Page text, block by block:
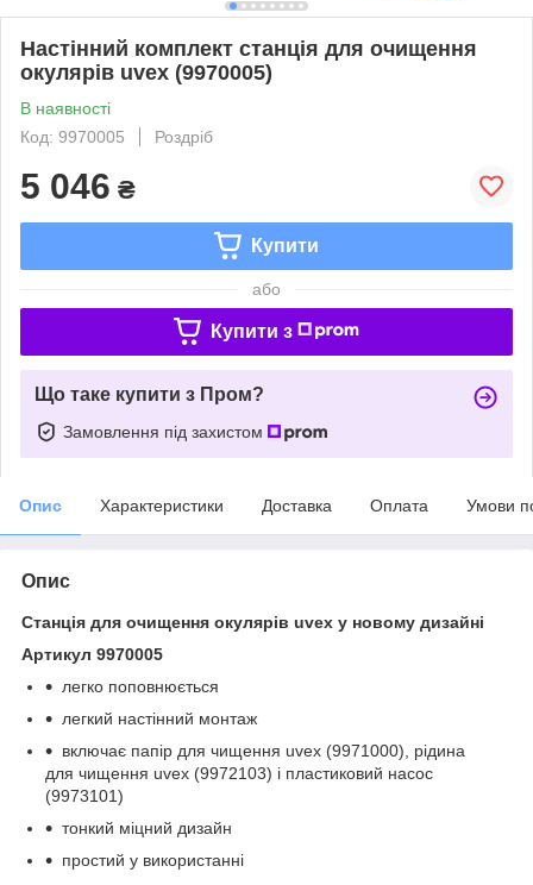
Настінний комплект станція для очищення
окулярів uvex (9970005)
В наявності
Код: 9970005
Роздріб
5 046 ₴
Купити
або
Купити з
Що таке купити з Пром?
Замовлення під захистом
Опис Характеристики Доставка Оплата Умови
Опис
Станція для очищення окулярів uvex у новому дизайні
Артикул 9970005
легко поповнюється
легкий настінний монтаж
включає папір для чищення uvex (9971000), рідина
для чищення uvex (9972103) і пластиковий насос
(9973101)
тонкий міцний дизайн
простий у використанні